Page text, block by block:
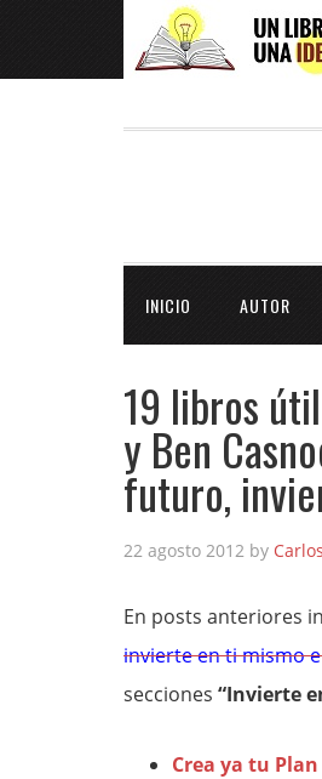
INICIO AUTOR
19 libros
y Ben
futuro,
22 agosto 2012 by
En posts anteriores
invierte en ti mismo
secciones “Invierte
Crea ya tu